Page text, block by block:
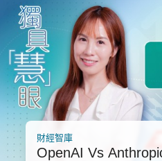
財經智庫
OpenAI Vs